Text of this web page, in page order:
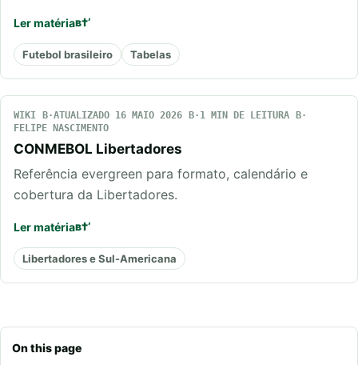
On this page
Ler matéria
Futebol brasileiro Tabelas
WIKI ATUALIZADO 16 MAIO 2026
1 MIN DE LEITURA
FELIPE NASCIMENTO
CONMEBOL Libertadores
Referência evergreen para formato, calendário e
cobertura da Libertadores.
Ler matéria
Libertadores e Sul-Americana